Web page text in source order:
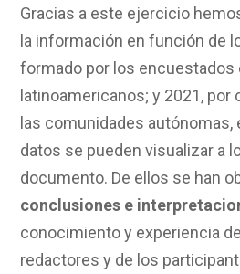
Gracias a este ejercicio
la información en función de
formado por los encuestados
latinoamericanos; y 2021, por
las comunidades
datos se pueden visualizar a
documento. De ellos se han
conclusiones e
conocimiento y experiencia
redactores y de los